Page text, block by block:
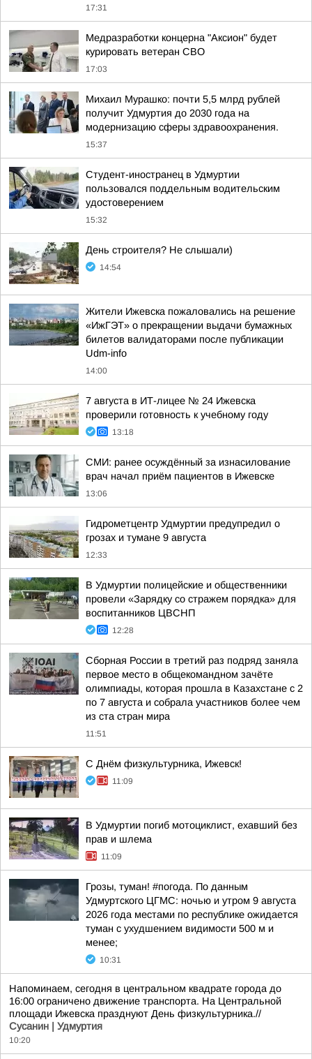
17:31
Медразработки концерна "Аксион" будет
курировать ветеран СВО
17:03
Михаил Мурашко: почти 5,5 млрд рублей
получит Удмуртия до 2030 года на
модернизацию сферы здравоохранения.
15:37
Студент-иностранец в Удмуртии
пользовался поддельным водительским
удостоверением
15:32
День строителя? Не слышали)
14:54
Жители Ижевска пожаловались на решение
«ИжГЭТ» о прекращении выдачи бумажных
билетов валидаторами после публикации
Udm-info
14:00
7 августа в ИТ-лицее № 24 Ижевска
проверили готовность к учебному году
13:18
СМИ: ранее осуждённый за изнасилование
врач начал приём пациентов в Ижевске
13:06
Гидрометцентр Удмуртии предупредил о
грозах и тумане 9 августа
12:33
В Удмуртии полицейские и общественники
провели «Зарядку со стражем порядка» для
воспитанников ЦВСНП
12:28
Сборная России в третий раз подряд заняла
первое место в общекомандном зачёте
олимпиады, которая прошла в Казахстане с 2
по 7 августа и собрала участников более чем
из ста стран мира
11:51
С Днём физкультурника, Ижевск!
11:09
В Удмуртии погиб мотоциклист, ехавший без
прав и шлема
11:09
Грозы, туман! #погода. По данным
Удмуртского ЦГМС: ночью и утром 9 августа
2026 года местами по республике ожидается
туман с ухудшением видимости 500 м и
менее;
10:31
Напоминаем, сегодня в центральном квадрате города до
16:00 ограничено движение транспорта. На Центральной
площади Ижевска празднуют День физкультурника.//
Сусанин | Удмуртия
10:20